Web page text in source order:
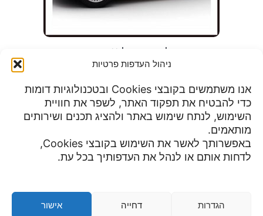
ניהול העדפות פרטיות
אנו משתמשים בקובצי Cookies ובטכנולוגיות דומות
כדי להבטיח את תפקוד האתר, לשפר את חוויית
השימוש, לנתח שימוש באתר ולהציג תכנים ושירותים
מותאמים.
באפשרותך לאשר את השימוש בקובצי Cookies,
לדחות אותם או לנהל את העדפותיך בכל עת.
אישור דחייה הגדרות
שלם וקח – על גג הרכב
מדיניות פרטיות
תנאי שימוש
הצהרת נגישות
צור קשר
שעות פעילות:
יום שישי 8:30 עד 15:00
מוצ"ש עד חצות